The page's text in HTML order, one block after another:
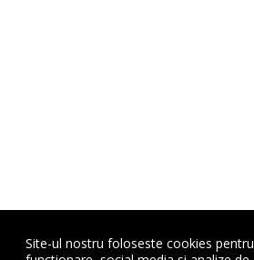
Site-ul nostru foloseste cookies pentru